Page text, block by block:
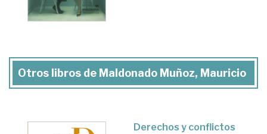
Otros libros de Maldonado Muñoz, Mauricio
Derechos y conflictos